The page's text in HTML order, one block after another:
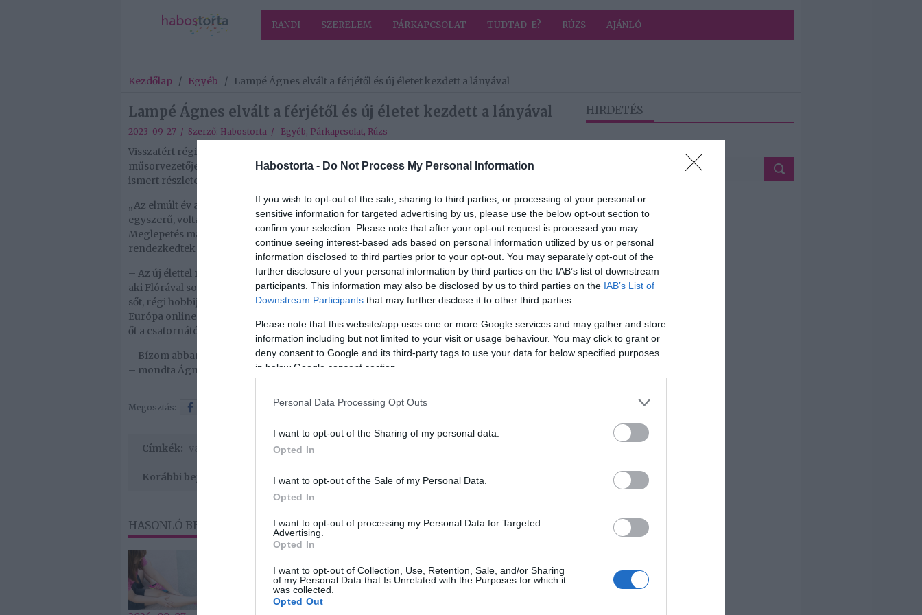
Habostorta - Do Not Process My Personal Information
If you wish to opt-out of the sale, sharing to third parties, or processing of your personal or
sensitive information for targeted advertising by us, please use the below opt-out section to
confirm your selection. Please note that after your opt-out request is processed you may
continue seeing interest-based ads based on personal information utilized by us or personal
information disclosed to third parties prior to your opt-out. You may separately opt-out of the
further disclosure of your personal information by third parties on the IAB’s list of downstream
participants. This information may also be disclosed by us to third parties on the IAB’s List of
Downstream Participants that may further disclose it to other third parties.
Please note that this website/app uses one or more Google services and may gather and store
information including but not limited to your visit or usage behaviour. You may click to grant or
deny consent to Google and its third-party tags to use your data for below specified purposes
in below Google consent section.
Personal Data Processing Opt Outs
I want to opt-out of the Sharing of my personal data.
Opted In
I want to opt-out of the Sale of my Personal Data.
Opted In
I want to opt-out of processing my Personal Data for Targeted
Advertising.
Opted In
I want to opt-out of Collection, Use, Retention, Sale, and/or Sharing
of my Personal Data that Is Unrelated with the Purposes for which it
was collected.
Opted Out
RANDI SZERELEM PÁRKAPCSOLAT TUDTAD-E? RÚZS AJÁNLÓ
Kezdőlap / Egyéb / Lampé Ágnes elvált a férjétől és új életet kezdett a lányával
Lampé Ágnes elvált a férjétől és új életet kezdett a lányával
2023-09-27 / Szerző: Habostorta / Egyéb, Párkapcsolat, Rúzs
Visszatért régi – mondhatni: boldogabb – életéhez Lampé Ágnes, az ATV volt
műsorvezetője, aki a válásáról és a kamaszlányával való kapcsolatról árult el eddig nem
ismert részleteket.
„Az elmúlt év az életemben a nagy változásokról szólt, és ide tartozik válásom is. Nem volt
egyszerű, voltak könnyű és voltak benne fájdalmas helyzetek és mélypontok is” – árulta el a
Meglepetés magazinnak, hozzátéve: túl vannak a nehezén, és már egy új életre
rendezkedtek be 13 éves lányával, Flórával.
– Az új élettel rengeteg, régen meg nem élt szabadságérzés is rám talált – árulta el Ágnes,
aki Flórával sokat beszélget, közös programokat csinál, ám a barátokat sem hanyagolja el,
sőt, régi hobbijaihoz, a teniszhez és a spanyol nyelvhez is visszatért. Az újságíró a Szabad
Európa online portálhoz igazolt, amikor az ATV a műsorstruktúrája átalakításakor elküldte
őt a csatornától. A portálnál Címlap címmel indított új közéleti podcastsorozatot.
– Bízom abban, hogy a klasszikus értelemben vett szerelem is megjelenik majd a láthatáron
– mondta Ágnes a jövővel kapcsolatban.
Megosztás: Twitter Pinterest
Címkék: válás Lampé Ágnes
Korábbi bejegyzések Következő bejegyzés
HASONLÓ BEJEGYZÉSEK
HIRDETÉS